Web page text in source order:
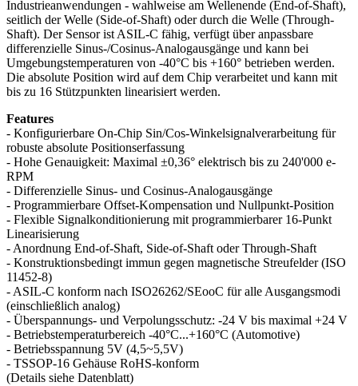
Industrieanwendungen - wahlweise am Wellenende (End-of-Shaft),
seitlich der Welle (Side-of-Shaft) oder durch die Welle (Through-
Shaft). Der Sensor ist ASIL-C fähig, verfügt über anpassbare
differenzielle Sinus-/Cosinus-Analogausgänge und kann bei
Umgebungstemperaturen von -40°C bis +160° betrieben werden.
Die absolute Position wird auf dem Chip verarbeitet und kann mit
bis zu 16 Stützpunkten linearisiert werden.
Features
- Konfigurierbare On-Chip Sin/Cos-Winkelsignalverarbeitung für
robuste absolute Positionserfassung
- Hohe Genauigkeit: Maximal ±0,36° elektrisch bis zu 240'000 e-
RPM
- Differenzielle Sinus- und Cosinus-Analogausgänge
- Programmierbare Offset-Kompensation und Nullpunkt-Position
- Flexible Signalkonditionierung mit programmierbarer 16-Punkt
Linearisierung
- Anordnung End-of-Shaft, Side-of-Shaft oder Through-Shaft
- Konstruktionsbedingt immun gegen magnetische Streufelder (ISO
11452-8)
- ASIL-C konform nach ISO26262/SEooC für alle Ausgangsmodi
(einschließlich analog)
- Überspannungs- und Verpolungsschutz: -24 V bis maximal +24 V
- Betriebstemperaturbereich -40°C...+160°C (Automotive)
- Betriebsspannung 5V (4,5~5,5V)
- TSSOP-16 Gehäuse RoHS-konform
(Details siehe Datenblatt)